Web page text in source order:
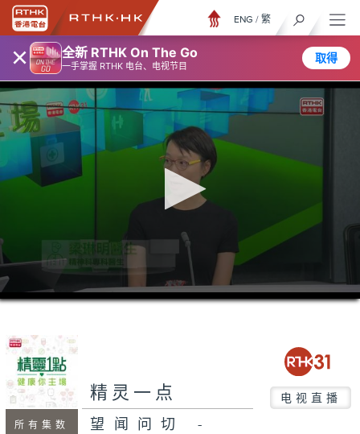
× 全新 RTHK On The Go
一手掌握 RTHK 电台、电视节目
取得
ENG / 繁
0
seconds
minutes,
19
seconds
所有集数
精灵一点 电视直播
望闻问切 -